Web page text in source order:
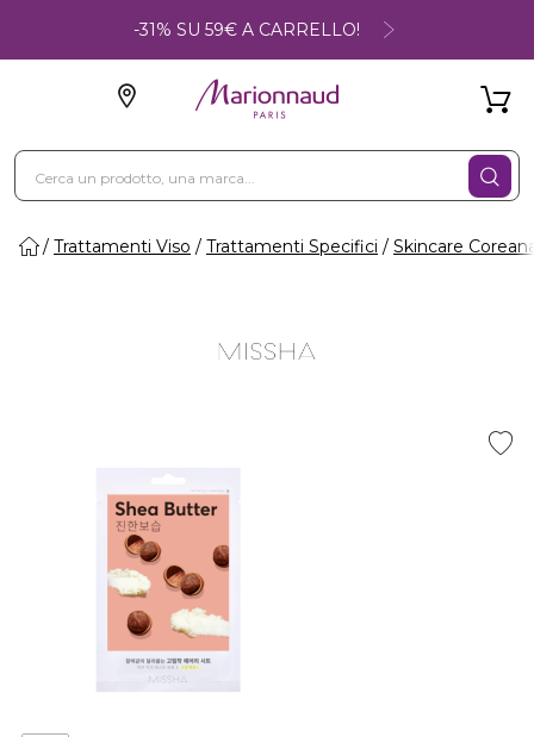
-31% SU 59€ A CARRELLO!
Trattamenti Viso Trattamenti Specifici Skincare